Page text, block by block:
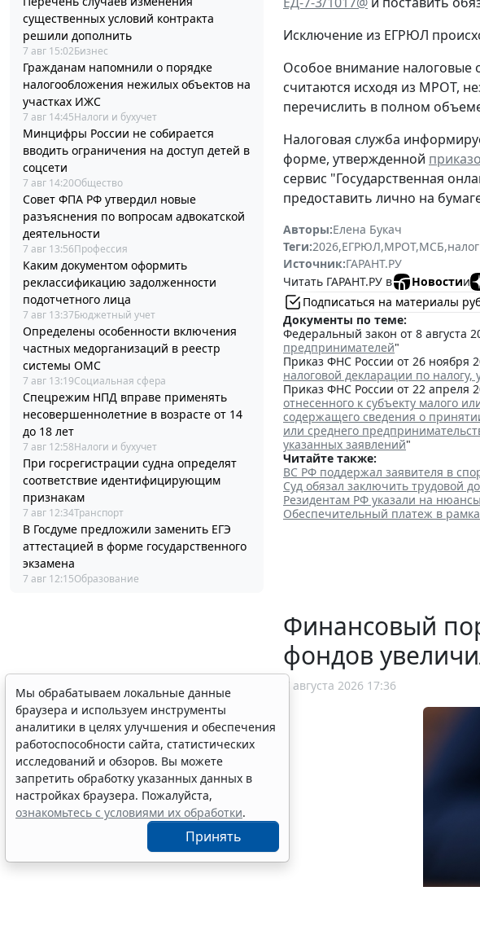
существенных условий контракта
решили дополнить
7 авг 15:02Бизнес
Гражданам напомнили о порядке
налогообложения нежилых объектов на
участках ИЖС
7 авг 14:45Налоги и бухучет
Минцифры России не собирается
вводить ограничения на доступ детей в
соцсети
7 авг 14:20Общество
Совет ФПА РФ утвердил новые
разъяснения по вопросам адвокатской
деятельности
7 авг 13:56Профессия
Каким документом оформить
реклассификацию задолженности
подотчетного лица
7 авг 13:37Бюджетный учет
Определены особенности включения
частных медорганизаций в реестр
системы ОМС
7 авг 13:19Социальная сфера
Спецрежим НПД вправе применять
несовершеннолетние в возрасте от 14
до 18 лет
7 авг 12:58Налоги и бухучет
При госрегистрации судна определят
соответствие идентифицирующим
признакам
7 авг 12:34Транспорт
В Госдуме предложили заменить ЕГЭ
аттестацией в форме государственного
экзамена
7 авг 12:15Образование
Исключение из ЕГРЮЛ
Особое внимание налоговые
считаются исходя из МРОТ,
перечислить в полном
Налоговая служба
форме, утвержденной
сервис "Государственная
предоставить лично на
Авторы:Елена Букач
Теги:2026,ЕГРЮЛ,МРОТ,МСБ,
Источник:ГАРАНТ.РУ
Читать ГАРАНТ.РУ в
Новостии
Подписаться на материалы
Документы по теме:
Федеральный закон от 8 августа
предпринимателей"
Приказ ФНС России от 26 ноября
налоговой декларации по
Приказ ФНС России от 22 апреля
отнесенного к субъекту малого
содержащего сведения о
или среднего
указанных заявлений"
Читайте также:
ВС РФ поддержал заявителя в
Суд обязал заключить трудовой
Резидентам РФ указали на
Обеспечительный платеж в
Финансовый
фондов
7 августа 2026 17:36
Мы обрабатываем локальные данные
браузера и используем инструменты
аналитики в целях улучшения и обеспечения
работоспособности сайта, статистических
исследований и обзоров. Вы можете
запретить обработку указанных данных в
настройках браузера. Пожалуйста,
ознакомьтесь с условиями их обработки.
Принять